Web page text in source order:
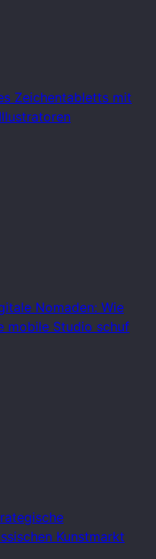
Zeichentabletts mit
Nomaden: Wie
mobile Studio schuf
Kunstmarkt